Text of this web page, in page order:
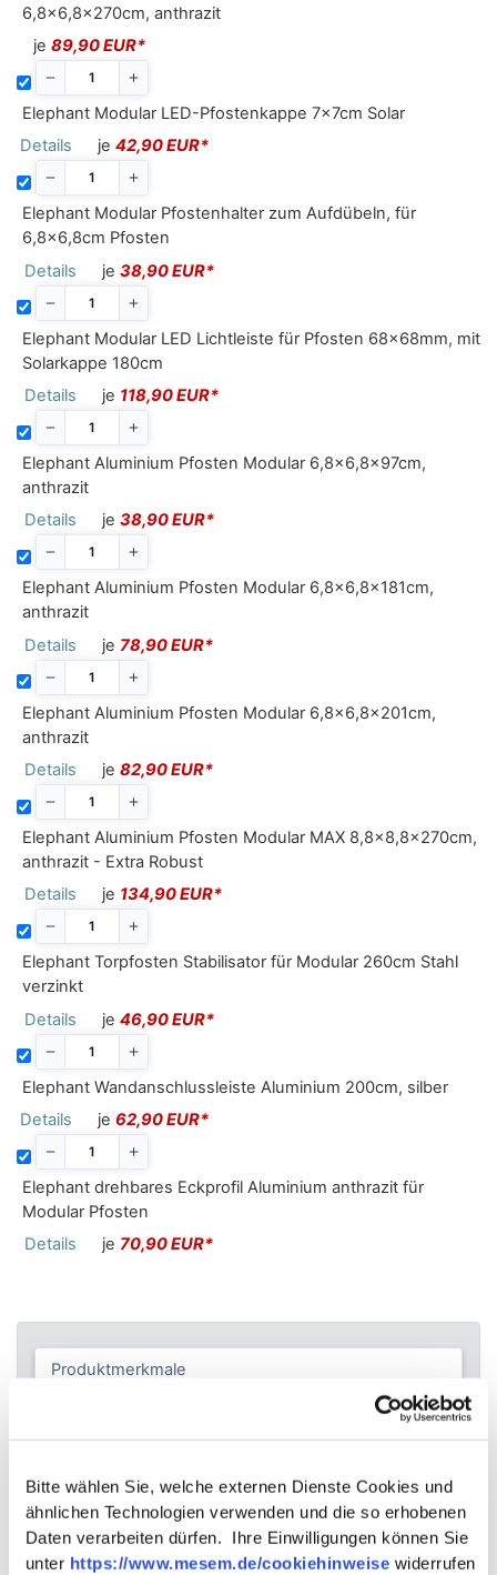
Bitte wählen Sie, welche externen Dienste Cookies und
ähnlichen Technologien verwenden und die so erhobenen
Daten verarbeiten dürfen. Ihre Einwilligungen können Sie
unter https://www.mesem.de/cookiehinweise widerrufen
6,8x6,8x270cm, anthrazit
je 89,90 EUR*
Elephant Modular LED-Pfostenkappe 7x7cm Solar
Details
je 42,90 EUR*
Elephant Modular Pfostenhalter zum Aufdübeln, für
6,8x6,8cm Pfosten
Details
je 38,90 EUR*
Elephant Modular LED Lichtleiste für Pfosten 68x68mm, mit
Solarkappe 180cm
Details
je 118,90 EUR*
Elephant Aluminium Pfosten Modular 6,8x6,8x97cm,
anthrazit
Details
je 38,90 EUR*
Elephant Aluminium Pfosten Modular 6,8x6,8x181cm,
anthrazit
Details
je 78,90 EUR*
Elephant Aluminium Pfosten Modular 6,8x6,8x201cm,
anthrazit
Details
je 82,90 EUR*
Elephant Aluminium Pfosten Modular MAX 8,8x8,8x270cm,
anthrazit - Extra Robust
Details
je 134,90 EUR*
Elephant Torpfosten Stabilisator für Modular 260cm Stahl
verzinkt
Details
je 46,90 EUR*
Elephant Wandanschlussleiste Aluminium 200cm, silber
Details
je 62,90 EUR*
Elephant drehbares Eckprofil Aluminium anthrazit für
Modular Pfosten
Details
je 70,90 EUR*
Produktmerkmale
Produktbewertungen
Hersteller